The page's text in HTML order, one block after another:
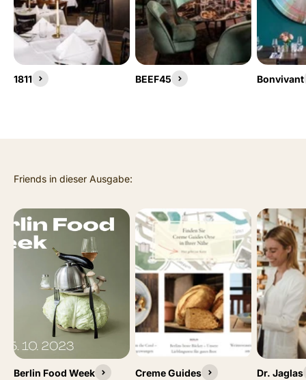
1811 BEEF45 Bonvivant
Berlin Food Week Creme Guides Dr. Jaglas